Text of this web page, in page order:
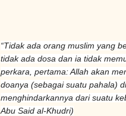
“Tidak ada orang muslim yang
tidak ada dosa dan ia tidak
perkara, pertama: Allah akan
doanya (sebagai suatu pahala)
menghindarkannya dari suatu
Abu Said al-Khudri)